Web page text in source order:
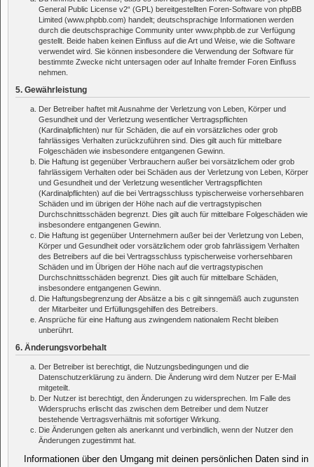
General Public License v2“ (GPL) bereitgestellten Foren-Software von phpBB
Limited (www.phpbb.com) handelt; deutschsprachige Informationen werden
durch die deutschsprachige Community unter www.phpbb.de zur Verfügung
gestellt. Beide haben keinen Einfluss auf die Art und Weise, wie die Software
verwendet wird. Sie können insbesondere die Verwendung der Software für
bestimmte Zwecke nicht untersagen oder auf Inhalte fremder Foren Einfluss
nehmen.
5. Gewährleistung
Der Betreiber haftet mit Ausnahme der Verletzung von Leben, Körper und
Gesundheit und der Verletzung wesentlicher Vertragspflichten
(Kardinalpflichten) nur für Schäden, die auf ein vorsätzliches oder grob
fahrlässiges Verhalten zurückzuführen sind. Dies gilt auch für mittelbare
Folgeschäden wie insbesondere entgangenen Gewinn.
Die Haftung ist gegenüber Verbrauchern außer bei vorsätzlichem oder grob
fahrlässigem Verhalten oder bei Schäden aus der Verletzung von Leben, Körper
und Gesundheit und der Verletzung wesentlicher Vertragspflichten
(Kardinalpflichten) auf die bei Vertragsschluss typischerweise vorhersehbaren
Schäden und im übrigen der Höhe nach auf die vertragstypischen
Durchschnittsschäden begrenzt. Dies gilt auch für mittelbare Folgeschäden wie
insbesondere entgangenen Gewinn.
Die Haftung ist gegenüber Unternehmern außer bei der Verletzung von Leben,
Körper und Gesundheit oder vorsätzlichem oder grob fahrlässigem Verhalten
des Betreibers auf die bei Vertragsschluss typischerweise vorhersehbaren
Schäden und im Übrigen der Höhe nach auf die vertragstypischen
Durchschnittsschäden begrenzt. Dies gilt auch für mittelbare Schäden,
insbesondere entgangenen Gewinn.
Die Haftungsbegrenzung der Absätze a bis c gilt sinngemäß auch zugunsten
der Mitarbeiter und Erfüllungsgehilfen des Betreibers.
Ansprüche für eine Haftung aus zwingendem nationalem Recht bleiben
unberührt.
6. Änderungsvorbehalt
Der Betreiber ist berechtigt, die Nutzungsbedingungen und die
Datenschutzerklärung zu ändern. Die Änderung wird dem Nutzer per E-Mail
mitgeteilt.
Der Nutzer ist berechtigt, den Änderungen zu widersprechen. Im Falle des
Widerspruchs erlischt das zwischen dem Betreiber und dem Nutzer
bestehende Vertragsverhältnis mit sofortiger Wirkung.
Die Änderungen gelten als anerkannt und verbindlich, wenn der Nutzer den
Änderungen zugestimmt hat.
Informationen über den Umgang mit deinen persönlichen Daten sind in